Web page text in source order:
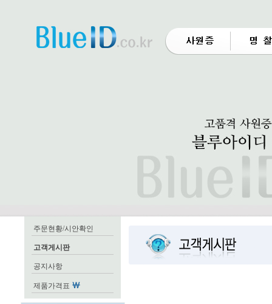
주문현황/시안확인
고객게시판
공지사항
제품가격표